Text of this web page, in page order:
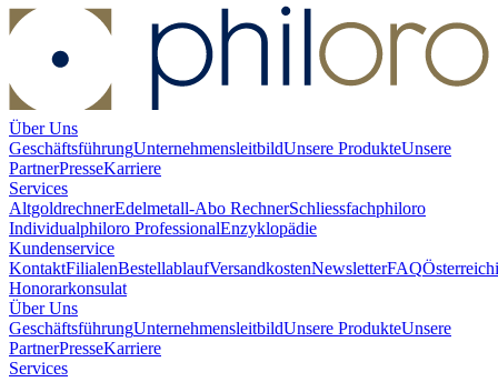
Über Uns
GeschäftsführungUnternehmensleitbildUnsere ProdukteUnsere
PartnerPresseKarriere
Services
AltgoldrechnerEdelmetall-Abo RechnerSchliessfachphiloro
Individualphiloro ProfessionalEnzyklopädie
Kundenservice
KontaktFilialenBestellablaufVersandkostenNewsletterFAQ
Honorarkonsulat
Über Uns
GeschäftsführungUnternehmensleitbildUnsere ProdukteUnsere
PartnerPresseKarriere
Services